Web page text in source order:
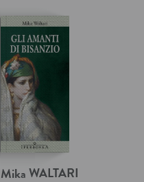
Mika WALTARI